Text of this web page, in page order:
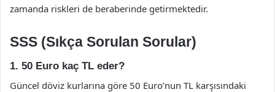
zamanda riskleri de beraberinde getirmektedir.
SSS (Sıkça Sorulan Sorular)
1. 50 Euro kaç TL eder?
Güncel döviz kurlarına göre 50 Euro’nun TL karşısındaki